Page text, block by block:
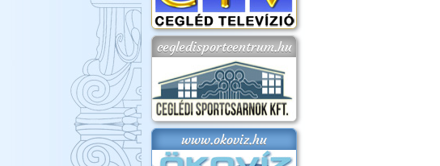
cegledisportcentrum.hu
www.okoviz.hu